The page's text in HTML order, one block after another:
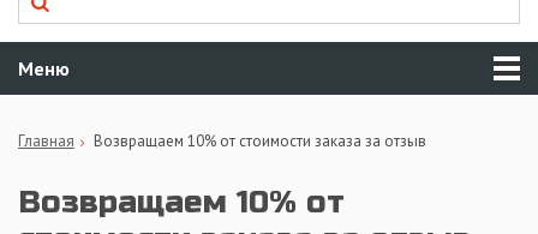
Меню
Главная Возвращаем 10% от стоимости заказа за отзыв
Возвращаем 10% от